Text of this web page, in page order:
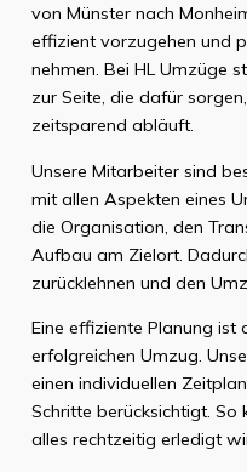
von Münster nach
effizient vorzugehen und
nehmen. Bei HL Umzüge
zur Seite, die dafür
zeitsparend abläuft.
Unsere Mitarbeiter sind
mit allen Aspekten eines
die Organisation, den
Aufbau am Zielort.
zurücklehnen und den
Eine effiziente Planung ist
erfolgreichen Umzug.
einen individuellen
Schritte berücksichtigt. So
alles rechtzeitig erledigt